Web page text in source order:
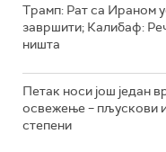
Трамп: Рат са Ираном
завршити; Калибаф:
ништа
Петак носи још један
освежење – пљускови
степени